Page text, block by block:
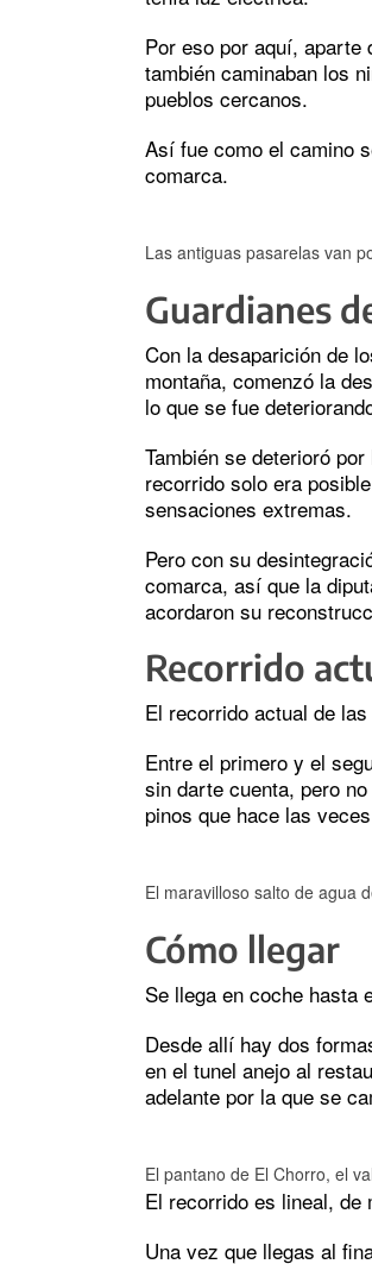
Por eso por aquí,
también caminaban los
pueblos cercanos.
Así fue como el camino
comarca.
Las antiguas pasarelas van
Guardianes
Con la desaparición de
montaña, comenzó la
lo que se fue
También se deterioró
recorrido solo era
sensaciones extremas.
Pero con su
comarca, así que la
acordaron su
Recorrido
El recorrido actual de
Entre el primero y el
sin darte cuenta, pero
pinos que hace las
El maravilloso salto de agua
Cómo llegar
Se llega en coche hasta
Desde allí hay dos
en el tunel anejo al
adelante por la que se
El pantano de El Chorro, el
El recorrido es lineal, de
Una vez que llegas al